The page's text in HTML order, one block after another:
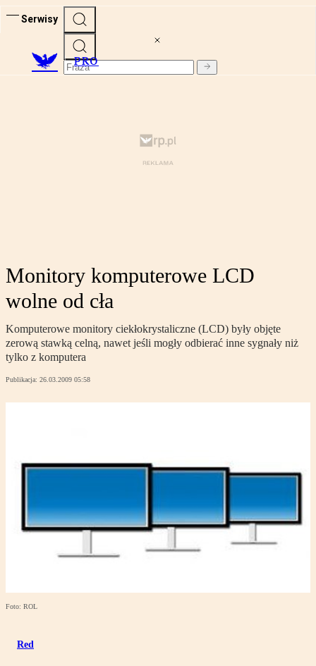
Serwisy
PRO
Monitory komputerowe LCD
wolne od cła
Komputerowe monitory ciekłokrystaliczne (LCD) były objęte
zerową stawką celną, nawet jeśli mogły odbierać inne sygnały niż
tylko z komputera
Publikacja: 26.03.2009 05:58
Foto: ROL
Red